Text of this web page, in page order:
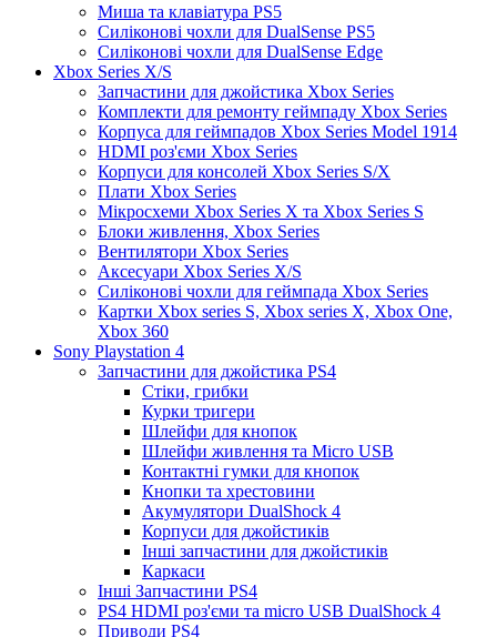
Миша та клавіатура PS5
Силіконові чохли для DualSense PS5
Силіконові чохли для DualSense Edge
Xbox Series X/S
Запчастини для джойстика Xbox Series
Комплекти для ремонту геймпаду Xbox Series
Корпуса для геймпадов Xbox Series Model 1914
HDMI роз'єми Xbox Series
Корпуси для консолей Xbox Series S/X
Плати Xbox Series
Мікросхеми Xbox Series X та Xbox Series S
Блоки живлення, Xbox Series
Вентилятори Xbox Series
Аксесуари Xbox Series X/S
Силіконові чохли для геймпада Xbox Series
Картки Xbox series S, Xbox series X, Xbox One,
Xbox 360
Sony Playstation 4
Запчастини для джойстика PS4
Стіки, грибки
Курки тригери
Шлейфи для кнопок
Шлейфи живлення та Micro USB
Контактні гумки для кнопок
Кнопки та хрестовини
Акумулятори DualShock 4
Корпуси для джойстиків
Інші запчастини для джойстиків
Каркаси
Інші Запчастини PS4
PS4 HDMI роз'єми та micro USB DualShock 4
Приводи PS4